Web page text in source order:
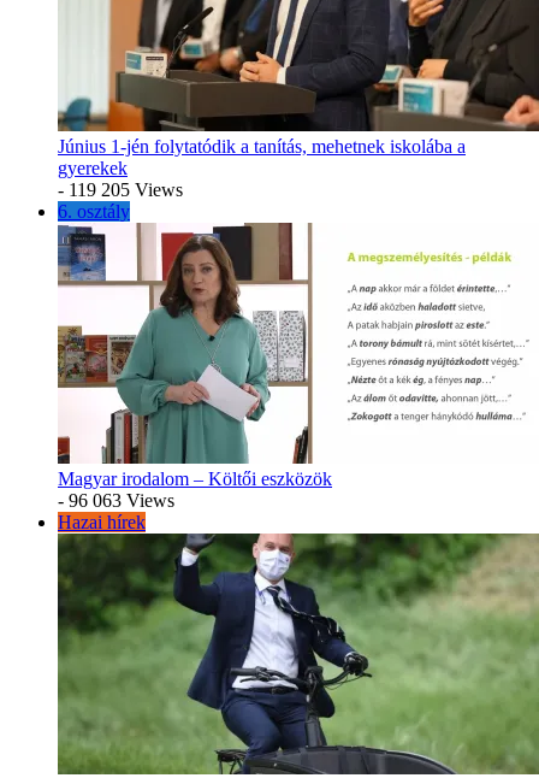
Június 1-jén folytatódik a tanítás, mehetnek iskolába a
gyerekek
- 119 205 Views
6. osztály
Magyar irodalom – Költői eszközök
- 96 063 Views
Hazai hírek